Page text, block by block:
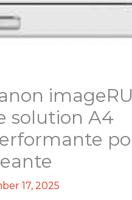
solution A4
17, 2025